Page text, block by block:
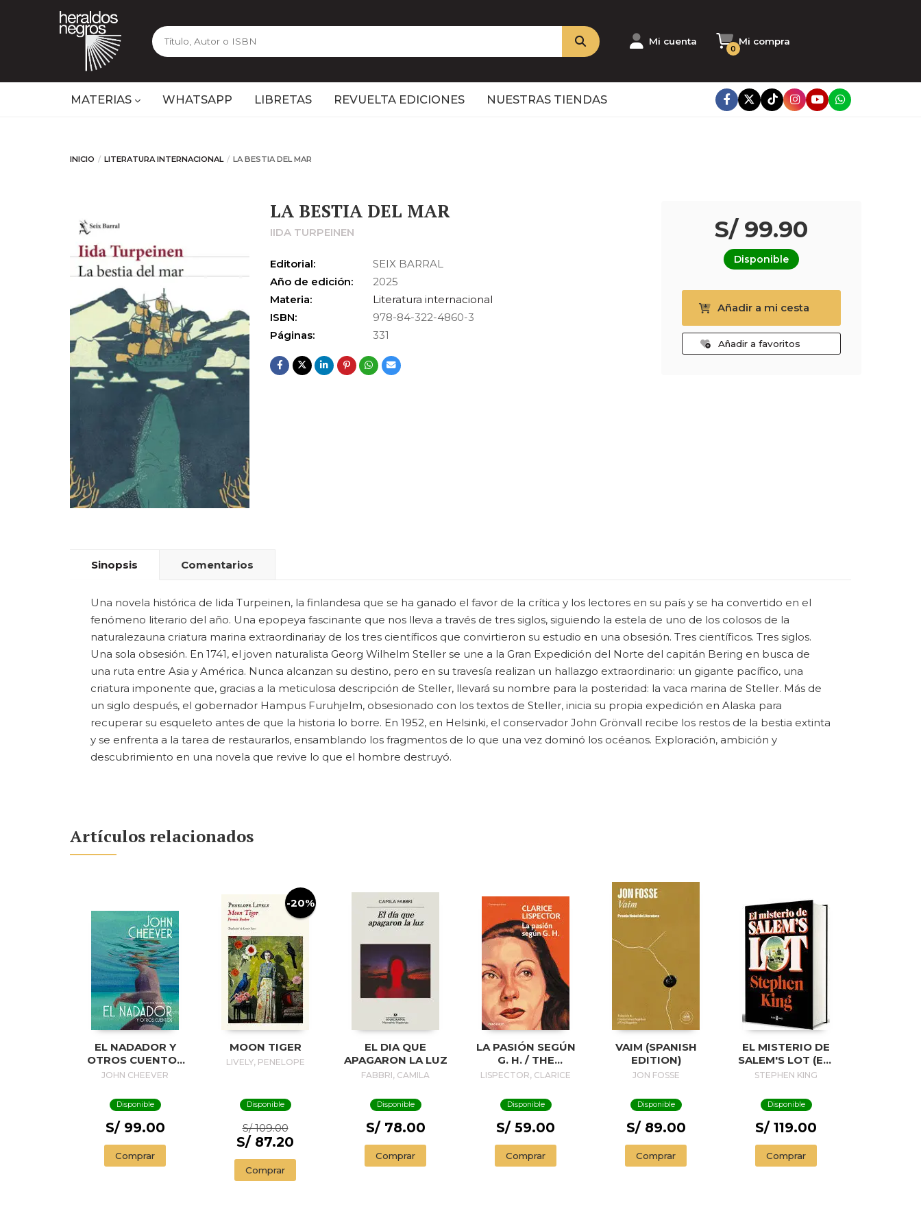
Mi cuenta Mi compra
0
MATERIAS WHATSAPP LIBRETAS REVUELTA EDICIONES NUESTRAS TIENDAS
INICIO LITERATURA INTERNACIONAL LA BESTIA DEL MAR
LA BESTIA DEL MAR
IIDA TURPEINEN
Editorial:
SEIX BARRAL
Año de edición:
2025
Materia:
Literatura internacional
ISBN:
978-84-322-4860-3
Páginas:
331
S/ 99.90
Disponible
Añadir a mi cesta
Añadir a favoritos
Sinopsis Comentarios
Una novela histórica de Iida Turpeinen, la finlandesa que se ha ganado el favor de la crítica y los lectores en su país y se ha convertido en el
fenómeno literario del año. Una epopeya fascinante que nos lleva a través de tres siglos, siguiendo la estela de uno de los colosos de la
naturalezauna criatura marina extraordinariay de los tres científicos que convirtieron su estudio en una obsesión. Tres científicos. Tres siglos.
Una sola obsesión. En 1741, el joven naturalista Georg Wilhelm Steller se une a la Gran Expedición del Norte del capitán Bering en busca de
una ruta entre Asia y América. Nunca alcanzan su destino, pero en su travesía realizan un hallazgo extraordinario: un gigante pacífico, una
criatura imponente que, gracias a la meticulosa descripción de Steller, llevará su nombre para la posteridad: la vaca marina de Steller. Más de
un siglo después, el gobernador Hampus Furuhjelm, obsesionado con los textos de Steller, inicia su propia expedición en Alaska para
recuperar su esqueleto antes de que la historia lo borre. En 1952, en Helsinki, el conservador John Grönvall recibe los restos de la bestia extinta
y se enfrenta a la tarea de restaurarlos, ensamblando los fragmentos de lo que una vez dominó los océanos. Exploración, ambición y
descubrimiento en una novela que revive lo que el hombre destruyó.
Artículos relacionados
EL NADADOR Y
OTROS CUENTOS
(EDICIÓN
SWIMMER AND
OTHER STORIES (
ILLUSTRADED
EDITION)
JOHN CHEEVER
Disponible
S/ 99.00
Comprar
-20%
MOON TIGER
LIVELY, PENELOPE
Disponible
S/ 109.00
S/ 87.20
Comprar
EL DIA QUE
APAGARON LA LUZ
FABBRI, CAMILA
Disponible
S/ 78.00
Comprar
LA PASIÓN SEGÚN
G. H. / THE
PASSION
H.
LISPECTOR, CLARICE
Disponible
S/ 59.00
Comprar
VAIM (SPANISH
EDITION)
JON FOSSE
Disponible
S/ 89.00
Comprar
EL MISTERIO DE
SALEM'S LOT (ED.
50 ANIVERSARIO) /
STEPHEN KING
Disponible
S/ 119.00
Comprar